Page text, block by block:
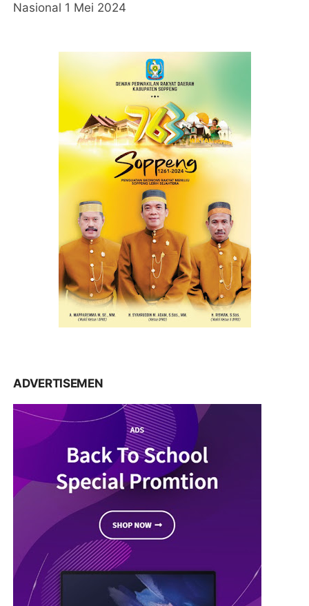
Nasional 1 Mei 2024
ADVERTISEMEN